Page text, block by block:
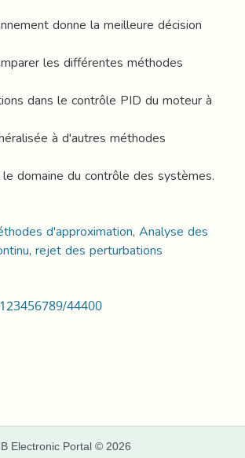
donne la meilleure décision
les différentes méthodes
dans le contrôle PID du moteur à
à d'autres méthodes
domaine du contrôle des systèmes.
d'approximation,Analyse des
,rejet des perturbations
44400
Electronic Portal © 2026